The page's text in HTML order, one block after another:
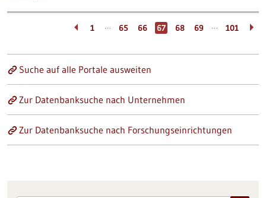
1 … 65 66 67 68 69 … 101
Suche auf alle Portale ausweiten
Zur Datenbanksuche nach Unternehmen
Zur Datenbanksuche nach Forschungseinrichtungen